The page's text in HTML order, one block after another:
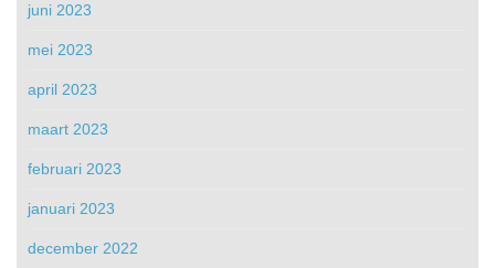
juni 2023
mei 2023
april 2023
maart 2023
februari 2023
januari 2023
december 2022